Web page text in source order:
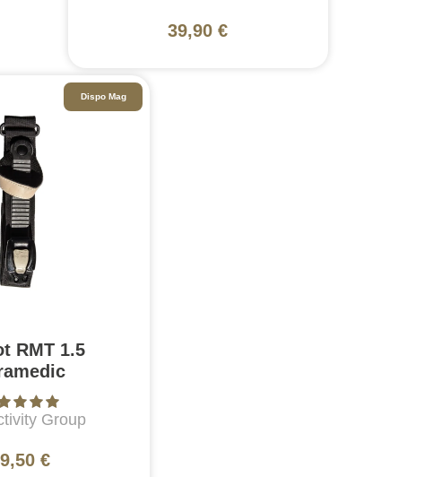
39,90 €
RMT 1.5
Group
€
Dispo Mag